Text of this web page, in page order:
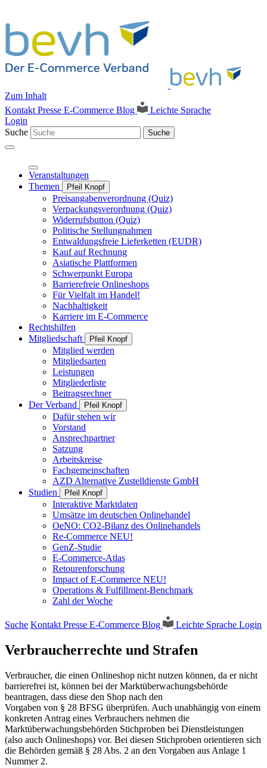
Zum Inhalt
Kontakt Presse E-Commerce Blog
Leichte Sprache
Login
Suche
Suche
Veranstaltungen
Themen
Pfeil Knopf
Preisangabenverordnung (Quiz)
Verpackungsverordnung (Quiz)
Widerrufsbutton (Quiz)
Politische Stellungnahmen
Entwaldungsfreie Lieferketten (EUDR)
Kauf auf Rechnung
Asiatische Plattformen
Schwerpunkt Europa
Barrierefreie Onlineshops
Für Vielfalt im Handel!
Nachhaltigkeit
Karriere im E-Commerce
Rechtshilfen
Mitgliedschaft
Pfeil Knopf
Mitglied werden
Mitgliedsarten
Leistungen
Mitgliederliste
Beitragsrechner
Der Verband
Pfeil Knopf
Dafür stehen wir
Vorstand
Ansprechpartner
Satzung
Arbeitskreise
Fachgemeinschaften
AZD Alternative Zustelldienste GmbH
Studien
Pfeil Knopf
Interaktive Marktdaten
Umsätze im deutschen Onlinehandel
OeNO: CO2-Bilanz des Onlinehandels
Re-Commerce NEU!
GenZ-Studie
E-Commerce-Atlas
Retourenforschung
Impact of E-Commerce NEU!
Operations & Fulfillment-Benchmark
Zahl der Woche
Suche Kontakt Presse E-Commerce Blog Leichte Sprache Login
Verbraucherrechte und Strafen
Verbraucher, die einen Onlineshop nicht nutzen können, da er nicht
barrierefrei ist, können bei der Marktüberwachungsbehörde
beantragen, dass diese den Shop nach den
Vorgaben von § 28 BFSG überprüfen. Auch unabhängig von einem
konkreten Antrag eines Verbrauchers nehmen die
Marktüberwachungsbehörden Stichproben bei Dienstleistungen
(also auch Onlineshops) vor. Bei diesen Stichproben orientieren sich
die Behörden gemäß § 28 Abs. 2 an den Vorgaben aus Anlage 1
Nummer 2.